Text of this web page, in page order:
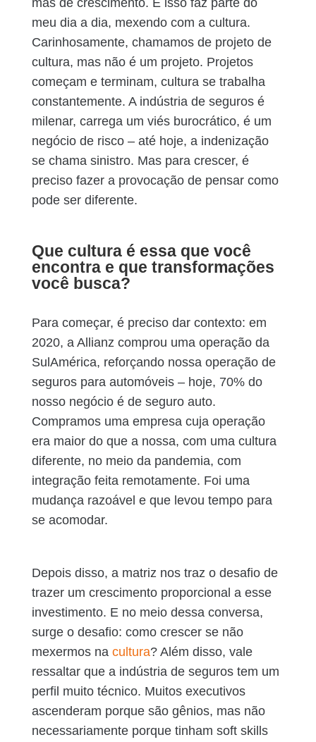
meu dia a dia, mexendo com a cultura.
Carinhosamente, chamamos de projeto de
cultura, mas não é um projeto. Projetos
começam e terminam, cultura se trabalha
constantemente. A indústria de seguros é
milenar, carrega um viés burocrático, é um
negócio de risco – até hoje, a indenização
se chama sinistro. Mas para crescer, é
preciso fazer a provocação de pensar como
pode ser diferente.
Que cultura é essa que você
encontra e que transformações
você busca?
Para começar, é preciso dar contexto: em
2020, a Allianz comprou uma operação da
SulAmérica, reforçando nossa operação de
seguros para automóveis – hoje, 70% do
nosso negócio é de seguro auto.
Compramos uma empresa cuja operação
era maior do que a nossa, com uma cultura
diferente, no meio da pandemia, com
integração feita remotamente. Foi uma
mudança razoável e que levou tempo para
se acomodar.
Depois disso, a matriz nos traz o desafio de
trazer um crescimento proporcional a esse
investimento. E no meio dessa conversa,
surge o desafio: como crescer se não
mexermos na cultura? Além disso, vale
ressaltar que a indústria de seguros tem um
perfil muito técnico. Muitos executivos
ascenderam porque são gênios, mas não
necessariamente porque tinham soft skills